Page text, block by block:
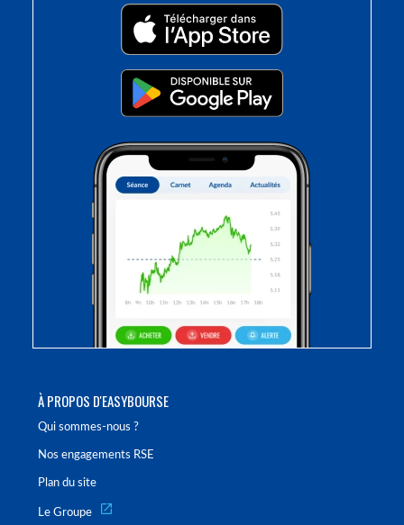
À PROPOS D'EASYBOURSE
Qui sommes-nous ?
Nos engagements RSE
Plan du site
Le Groupe